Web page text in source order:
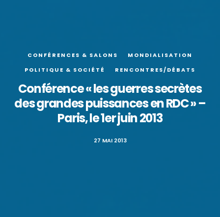
CONFÉRENCES & SALONS
MONDIALISATION
POLITIQUE & SOCIÉTÉ
RENCONTRES/DÉBATS
Conférence « les guerres secrètes
des grandes puissances en RDC » –
Paris, le 1er juin 2013
27 MAI 2013